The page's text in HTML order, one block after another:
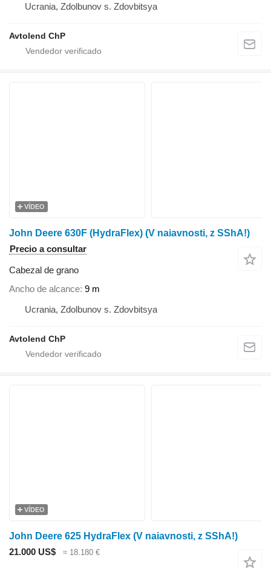
Ucrania, Zdolbunov s. Zdovbitsya
Avtolend ChP
VÍDEO
John Deere 630F (HydraFlex) (V naiavnosti, z SShA!)
Precio a consultar
Cabezal de grano
Ancho de alcance 9 m
Ucrania, Zdolbunov s. Zdovbitsya
Avtolend ChP
VÍDEO
John Deere 625 HydraFlex (V naiavnosti, z SShA!)
21.000 US$
≈ 18.180 €